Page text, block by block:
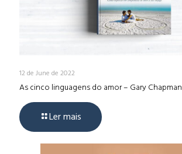
12 de June de 2022
As cinco linguagens do amor – Gary Chapman
Ler mais